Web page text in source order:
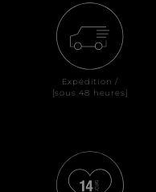
Expédition /
[sous 48 heures]